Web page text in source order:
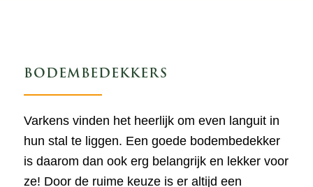
BODEMBEDEKKERS
Varkens vinden het heerlijk om even languit in
hun stal te liggen. Een goede bodembedekker
is daarom dan ook erg belangrijk en lekker voor
ze! Door de ruime keuze is er altijd een